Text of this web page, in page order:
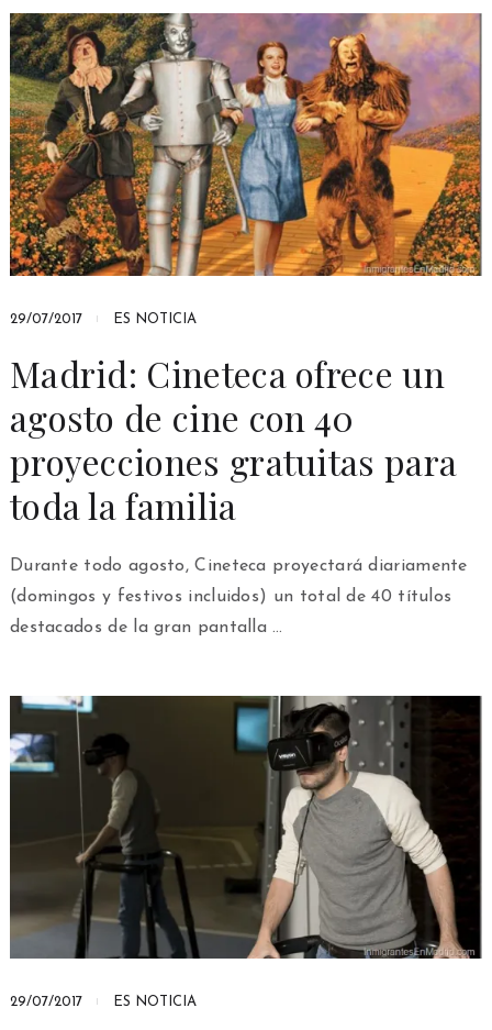
29/07/2017 ES NOTICIA
Madrid: Cineteca ofrece un
agosto de cine con 40
proyecciones gratuitas para
toda la familia
Durante todo agosto, Cineteca proyectará diariamente
(domingos y festivos incluidos) un total de 40 títulos
destacados de la gran pantalla …
29/07/2017 ES NOTICIA